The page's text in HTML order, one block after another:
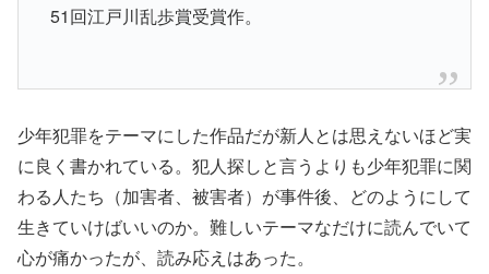
51回江戸川乱歩賞受賞作。
少年犯罪をテーマにした作品だが新人とは思えないほど実
に良く書かれている。犯人探しと言うよりも少年犯罪に関
わる人たち（加害者、被害者）が事件後、どのようにして
生きていけばいいのか。難しいテーマなだけに読んでいて
心が痛かったが、読み応えはあった。